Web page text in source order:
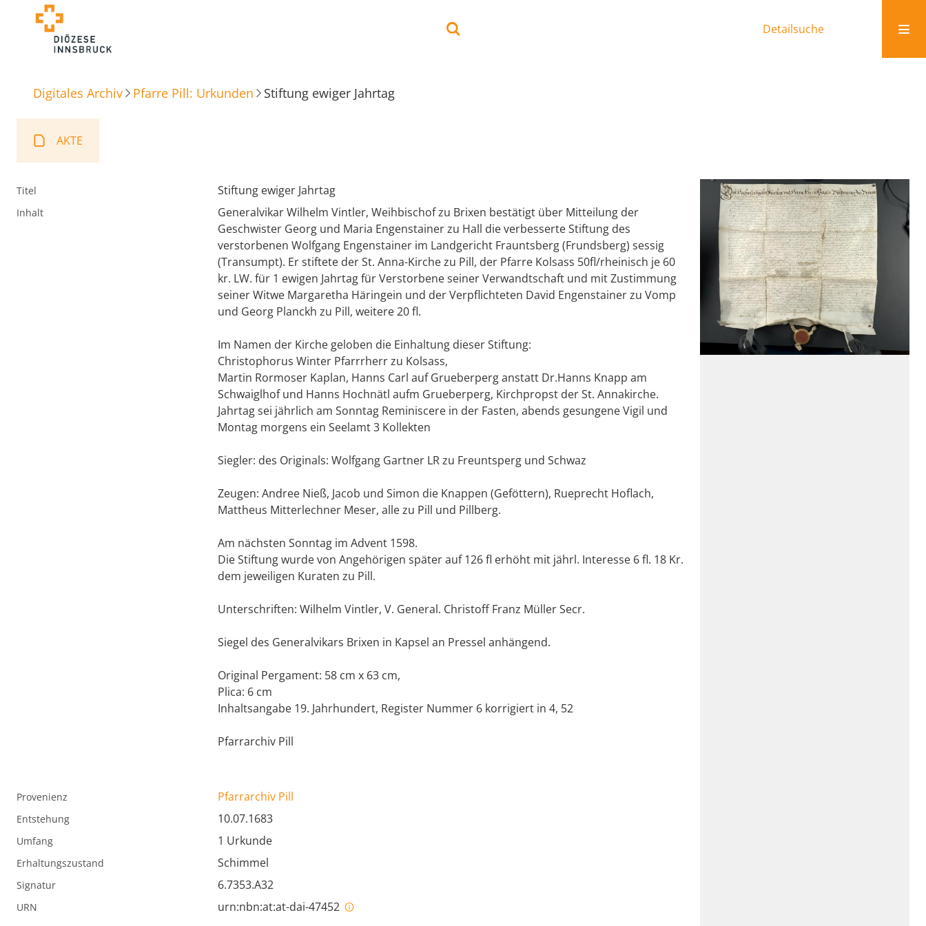
Detailsuche
Digitales Archiv Pfarre Pill: Urkunden Stiftung ewiger Jahrtag
AKTE
Titel Stiftung ewiger Jahrtag
Inhalt
Generalvikar Wilhelm Vintler, Weihbischof zu Brixen bestätigt über Mitteilung der
Geschwister Georg und Maria Engenstainer zu Hall die verbesserte Stiftung des
verstorbenen Wolfgang Engenstainer im Landgericht Frauntsberg (Frundsberg) sessig
(Transumpt). Er stiftete der St. Anna-Kirche zu Pill, der Pfarre Kolsass 50fl/rheinisch je 60
kr. LW. für 1 ewigen Jahrtag für Verstorbene seiner Verwandtschaft und mit Zustimmung
seiner Witwe Margaretha Häringein und der Verpflichteten David Engenstainer zu Vomp
und Georg Planckh zu Pill, weitere 20 fl.
Im Namen der Kirche geloben die Einhaltung dieser Stiftung:
Christophorus Winter Pfarrrherr zu Kolsass,
Martin Rormoser Kaplan, Hanns Carl auf Grueberperg anstatt Dr.Hanns Knapp am
Schwaiglhof und Hanns Hochnätl aufm Grueberperg, Kirchpropst der St. Annakirche.
Jahrtag sei jährlich am Sonntag Reminiscere in der Fasten, abends gesungene Vigil und
Montag morgens ein Seelamt 3 Kollekten
Siegler: des Originals: Wolfgang Gartner LR zu Freuntsperg und Schwaz
Zeugen: Andree Nieß, Jacob und Simon die Knappen (Geföttern), Rueprecht Hoflach,
Mattheus Mitterlechner Meser, alle zu Pill und Pillberg.
Am nächsten Sonntag im Advent 1598.
Die Stiftung wurde von Angehörigen später auf 126 fl erhöht mit jährl. Interesse 6 fl. 18 Kr.
dem jeweiligen Kuraten zu Pill.
Unterschriften: Wilhelm Vintler, V. General. Christoff Franz Müller Secr.
Siegel des Generalvikars Brixen in Kapsel an Pressel anhängend.
Original Pergament: 58 cm x 63 cm,
Plica: 6 cm
Inhaltsangabe 19. Jahrhundert, Register Nummer 6 korrigiert in 4, 52
Pfarrarchiv Pill
Provenienz Pfarrarchiv Pill
Entstehung 10.07.1683
Umfang 1 Urkunde
Erhaltungszustand Schimmel
Signatur 6.7353.A32
URN urn:nbn:at:at-dai-47452